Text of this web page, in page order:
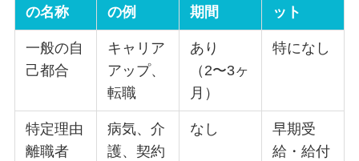
の名称
の例
期間
ット
一般の自
己都合
キャリア
アップ、
転職
あり
（2〜3ヶ
月）
特になし
特定理由
離職者
病気、介
護、契約
なし
早期受
給・給付